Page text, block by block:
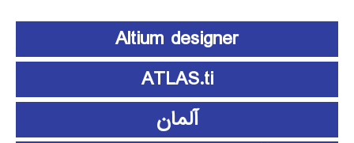
Altium designer
ATLAS.ti
آلمان